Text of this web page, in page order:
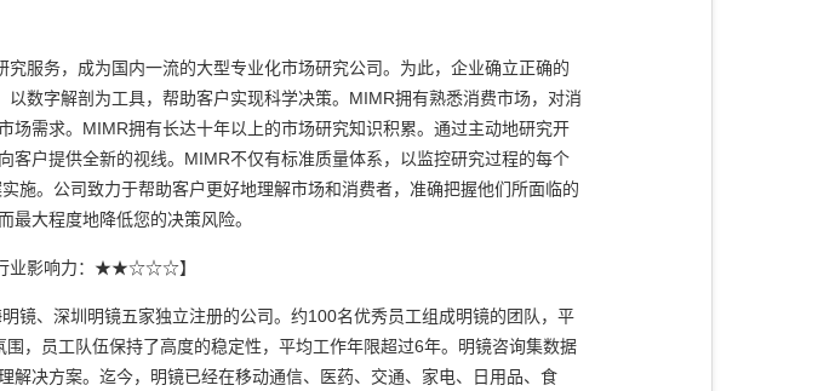
务，成为国内一流的大型专业化市场研究公司。为此，企业确立正确的
数字解剖为工具，帮助客户实现科学决策。MIMR拥有熟悉消费市场，对消
需求。MIMR拥有长达十年以上的市场研究知识积累。通过主动地研究开
户提供全新的视线。MIMR不仅有标准质量体系，以监控研究过程的每个
施。公司致力于帮助客户更好地理解市场和消费者，准确把握他们所面临的
大程度地降低您的决策风险。
影响力：★★☆☆☆】
、深圳明镜五家独立注册的公司。约100名优秀员工组成明镜的团队，平
，员工队伍保持了高度的稳定性，平均工作年限超过6年。明镜咨询集数据
决方案。迄今，明镜已经在移动通信、医药、交通、家电、日用品、食